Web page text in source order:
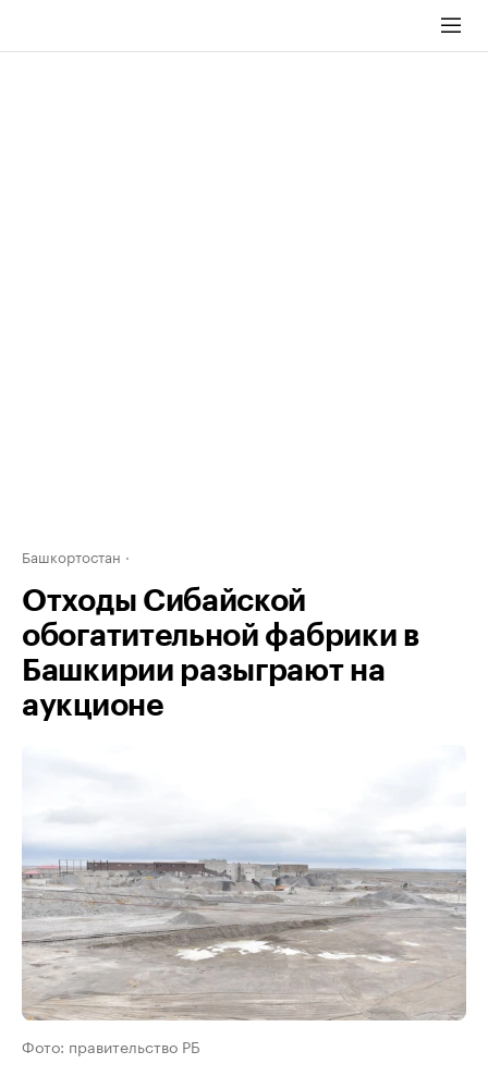
Башкортостан
Отходы Сибайской
обогатительной фабрики в
Башкирии разыграют на
аукционе
Фото: правительство РБ